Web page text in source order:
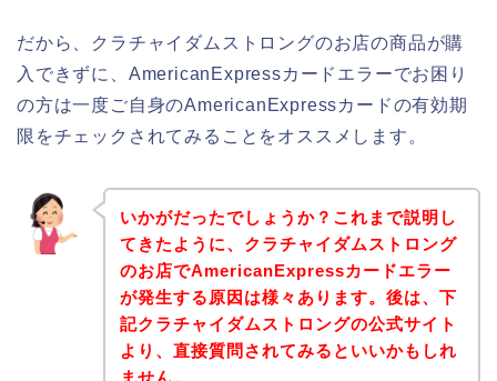
だから、クラチャイダムストロングのお店の商品が購
入できずに、AmericanExpressカードエラーでお困り
の方は一度ご自身のAmericanExpressカードの有効期
限をチェックされてみることをオススメします。
いかがだったでしょうか？これまで説明し
てきたように、クラチャイダムストロング
のお店でAmericanExpressカードエラー
が発生する原因は様々あります。後は、下
記クラチャイダムストロングの公式サイト
より、直接質問されてみるといいかもしれ
ません。